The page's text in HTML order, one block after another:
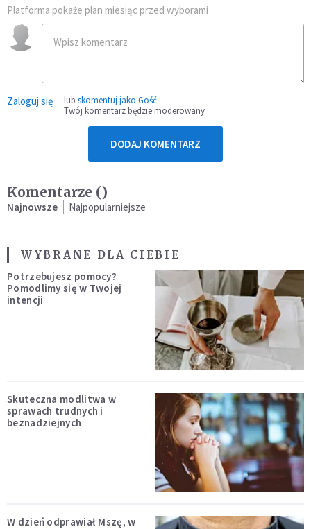
Platforma pokaże plan miesiąc przed wyborami
Zaloguj się lub skomentuj jako Gość
Twój komentarz będzie moderowany
DODAJ KOMENTARZ
Komentarze ()
Najnowsze Najpopularniejsze
WYBRANE DLA CIEBIE
Potrzebujesz pomocy?
Pomodlimy się w Twojej
intencji
Skuteczna modlitwa w
sprawach trudnych i
beznadziejnych
W dzień odprawiał Mszę, w